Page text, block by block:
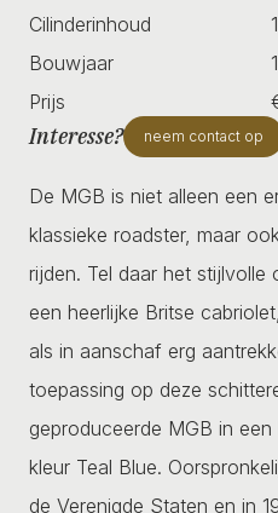
Cilinderinhoud
Bouwjaar
Prijs
Interesse? neem contact op
De MGB is niet alleen een
klassieke roadster, maar
rijden. Tel daar het
een heerlijke Britse
als in aanschaf erg
toepassing op deze
geproduceerde MGB in
kleur Teal Blue.
de Verenigde Staten en in